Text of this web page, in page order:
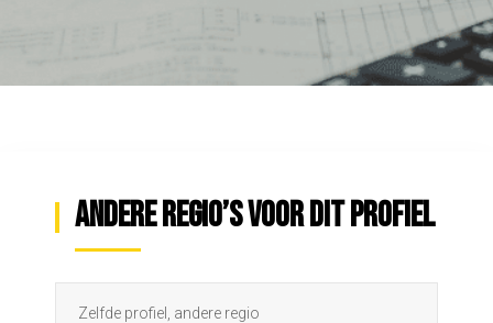
Andere regio’s voor dit profiel
Zelfde profiel, andere regio